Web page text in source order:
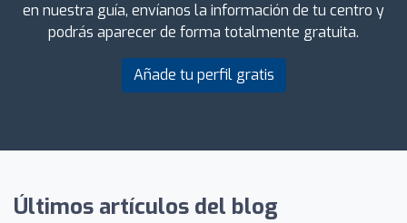
en nuestra guía, envíanos la información de tu centro y
podrás aparecer de forma totalmente gratuita.
Añade tu perfil gratis
Últimos artículos del blog